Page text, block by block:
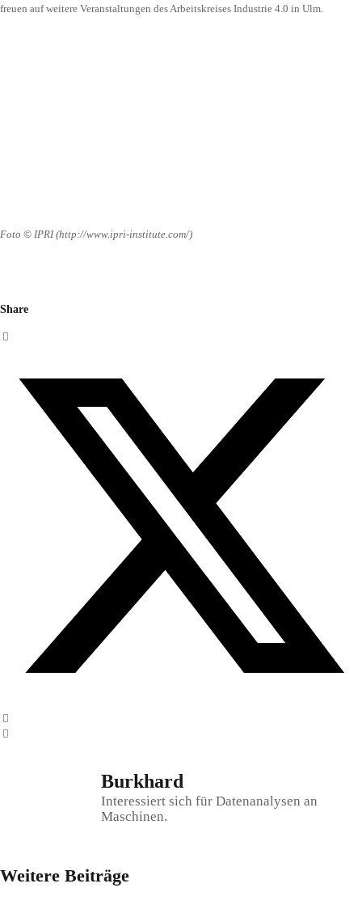
freuen auf weitere Veranstaltungen des Arbeitskreises Industrie 4.0 in Ulm.
Foto © IPRI (http://www.ipri-institute.com/)
Share
Burkhard
Interessiert sich für Datenanalysen an
Maschinen.
Weitere Beiträge